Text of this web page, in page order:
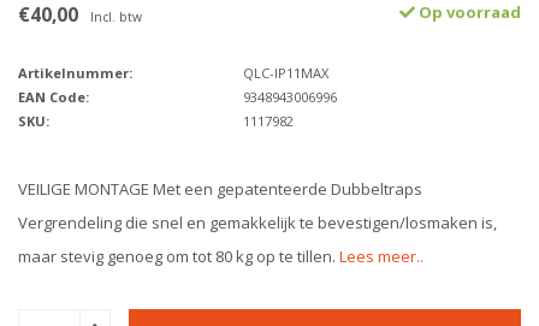
€40,00 Incl. btw Op voorraad
Artikelnummer:
QLC-IP11MAX
EAN Code:
9348943006996
SKU:
1117982
VEILIGE MONTAGE Met een gepatenteerde Dubbeltraps
Vergrendeling die snel en gemakkelijk te bevestigen/losmaken is,
maar stevig genoeg om tot 80 kg op te tillen. Lees meer..